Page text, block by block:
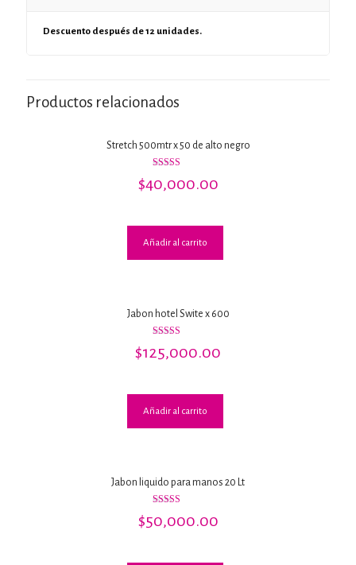
Descuento después de 12 unidades.
Productos relacionados
Stretch 500mtr x 50 de alto negro
5.00
$40,000.00
Añadir al carrito
Jabon hotel Swite x 600
con
$125,000.00
Añadir al carrito
Jabon liquido para manos 20 Lt
con
$50,000.00